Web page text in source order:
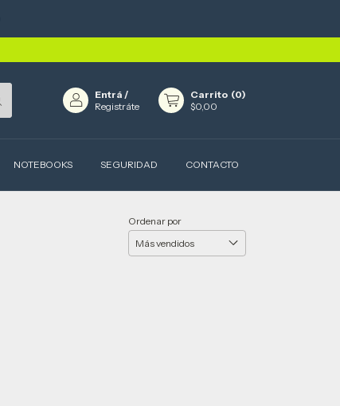
Entrá /
Registráte
Carrito (0)
$0,00
NOTEBOOKS SEGURIDAD CONTACTO
Ordenar por